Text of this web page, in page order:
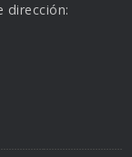
dirección: